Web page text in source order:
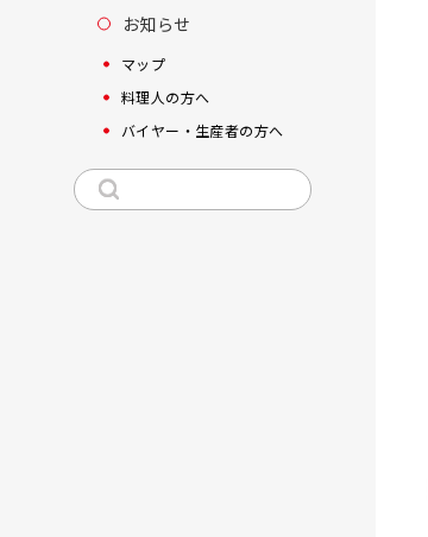
お知らせ
マップ
料理人の方へ
バイヤー・生産者の方へ